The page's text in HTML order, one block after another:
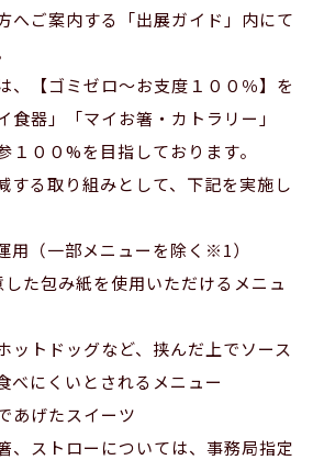
へご案内する「出展ガイド」内にて
【ゴミゼロ～お支度１００％】を
食器」「マイお箸・カトラリー」
１００%を目指しております。
する取り組みとして、下記を実施し
（一部メニューを除く※1）
た包み紙を使用いただけるメニュ
トドッグなど、挟んだ上でソース
べにくいとされるメニュー
あげたスイーツ
ストローについては、事務局指定